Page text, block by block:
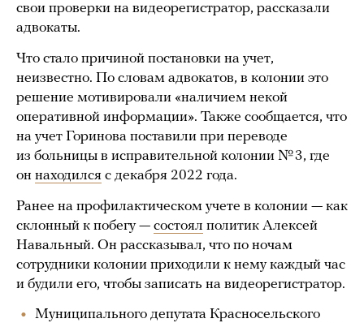
свои проверки на видеорегистратор, рассказали
адвокаты.
Что стало причиной постановки на учет,
неизвестно. По словам адвокатов, в колонии это
решение мотивировали «наличием некой
оперативной информации». Также сообщается, что
на учет Горинова поставили при переводе
из больницы в исправительной колонии № 3, где
он находился с декабря 2022 года.
Ранее на профилактическом учете в колонии — как
склонный к побегу — состоял политик Алексей
Навальный. Он рассказывал, что по ночам
сотрудники колонии приходили к нему каждый час
и будили его, чтобы записать на видеорегистратор.
Муниципального депутата Красносельского